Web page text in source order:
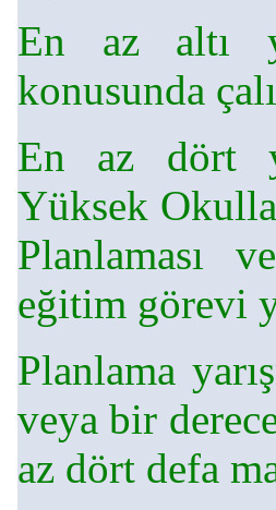
En az altı
konusunda
En az dört
Yüksek
Planlaması
eğitim görevi
Planlama
veya bir
az dört defa